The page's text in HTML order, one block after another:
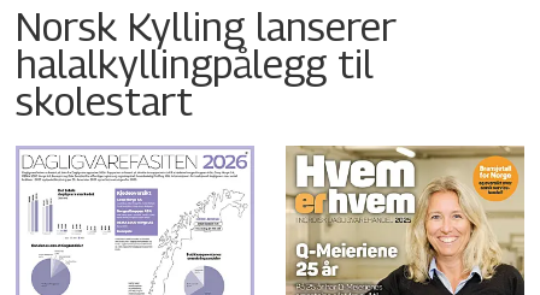
Norsk Kylling lanserer
halalkyllingpålegg til
skolestart